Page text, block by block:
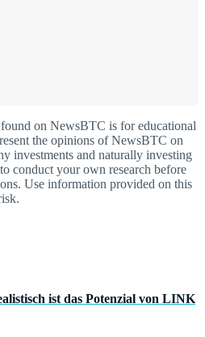
on NewsBTC is for educational
the opinions of NewsBTC on
investments and naturally investing
conduct your own research before
Use information provided on this
ist das Potenzial von LINK